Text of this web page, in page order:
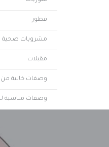
فطور
مشروبات صحية
مقبلات
وصفات خالية من
وصفات مناسبة